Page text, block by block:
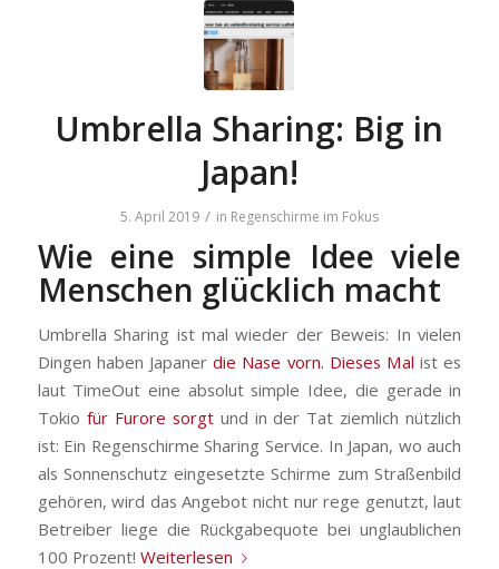
Umbrella Sharing: Big in
Japan!
5. April 2019 / in Regenschirme im Fokus
Wie eine simple Idee viele
Menschen glücklich macht
Umbrella Sharing ist mal wieder der Beweis: In vielen
Dingen haben Japanerdie Nase vorn. Dieses Mal ist es
laut TimeOut eine absolut simple Idee, die gerade in
Tokio für Furore sorgtund in der Tat ziemlich nützlich
ist: Ein Regenschirme Sharing Service. In Japan, wo auch
als Sonnenschutz eingesetzte Schirme zum Straßenbild
gehören, wird das Angebot nicht nur rege genutzt, laut
Betreiber liege die Rückgabequote bei unglaublichen
100 Prozent! Weiterlesen